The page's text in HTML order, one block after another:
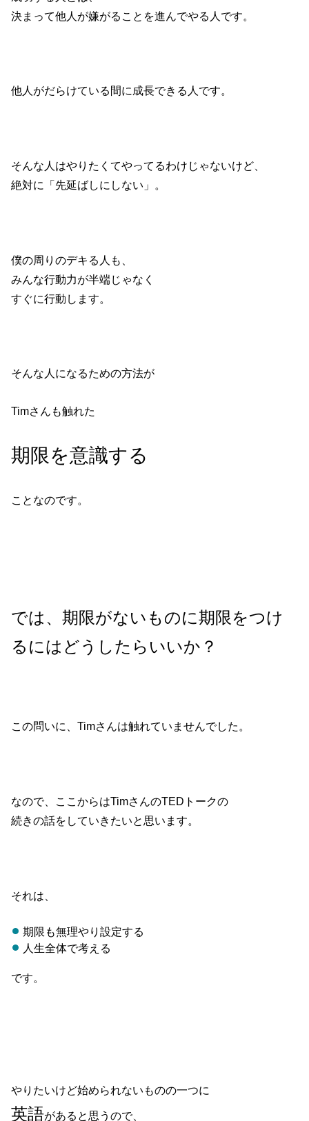
決まって他人が嫌がることを進んでやる人です。
他人がだらけている間に成長できる人です。
そんな人はやりたくてやってるわけじゃないけど、
絶対に「先延ばしにしない」。
僕の周りのデキる人も、
みんな行動力が半端じゃなく
すぐに行動します。
そんな人になるための方法が
Timさんも触れた
期限を意識する
ことなのです。
では、期限がないものに期限をつけ
るにはどうしたらいいか？
この問いに、Timさんは触れていませんでした。
なので、ここからはTimさんのTEDトークの
続きの話をしていきたいと思います。
それは、
期限も無理やり設定する
人生全体で考える
です。
やりたいけど始められないものの一つに
英語があると思うので、